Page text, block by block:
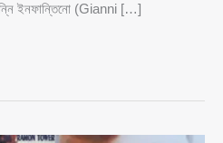
ইনফান্তিনো (Gianni […]